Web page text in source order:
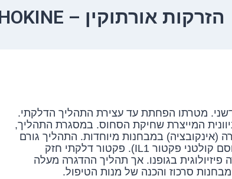
הזרקות אורתוקין – ORTHOKINE
מטרתו הפחתת עד עצירת התהליך הדלקתי.
המייצרת שחיקת הסחוס. במסגרת התהליך,
(אינקובציה) במבחנות מיוחדות. התהליך גורם
להגברה משמעותית של גורם אנטי דלקתית (חוסם קולטני פקטור IL1). פקטור דלקתי חזק
בגופנו. אך תהליך ההדגרה מעלה
סרכוז והכנה של מנות הטיפול.